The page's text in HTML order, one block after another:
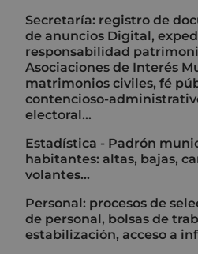
Secretaría: registro de
de anuncios Digital,
responsabilidad
Asociaciones de Interés
matrimonios civiles, fé
contencioso-
electoral…
Estadística - Padrón
habitantes: altas, bajas,
volantes...
Personal: procesos de
de personal, bolsas de
estabilización, acceso a